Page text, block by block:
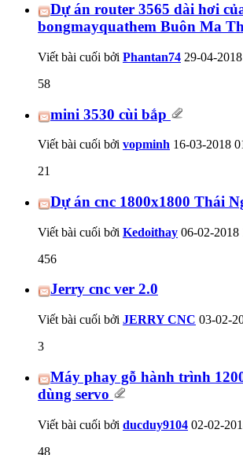
Dự án router 3565 dài hơi
bongmayquathem Buôn Ma
Viết bài cuối bởi Phantan74 29-04-2018
58
mini 3530 cùi bắp
Viết bài cuối bởi vopminh 16-03-2018
21
Dự án cnc 1800x1800 Thái
Viết bài cuối bởi Kedoithay 06-02-2018
456
Jerry cnc ver 2.0
Viết bài cuối bởi JERRY CNC 03-02-
3
Máy phay gỗ hành trình
dùng servo
Viết bài cuối bởi ducduy9104 02-02-
48